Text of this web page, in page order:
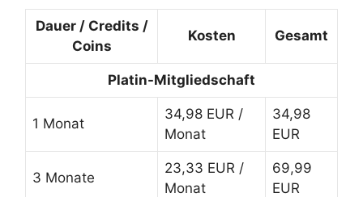
Dauer / Credits /
Coins
Kosten Gesamt
Platin-Mitgliedschaft
1 Monat
34,98 EUR /
Monat
34,98
EUR
3 Monate
23,33 EUR /
Monat
69,99
EUR